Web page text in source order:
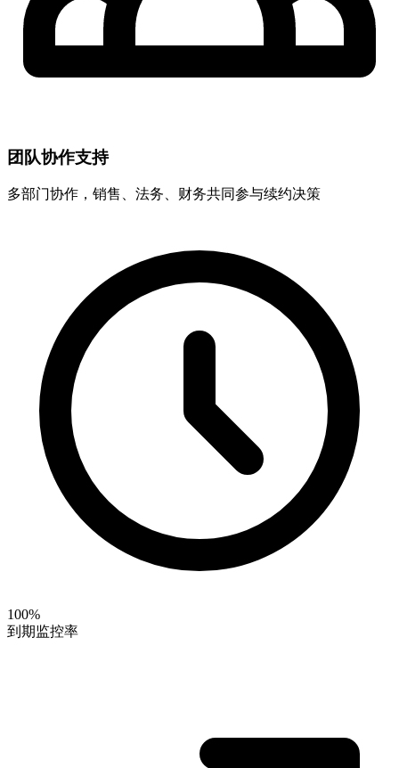
团队协作支持
多部门协作，销售、法务、财务共同参与续约决策
100%
到期监控率